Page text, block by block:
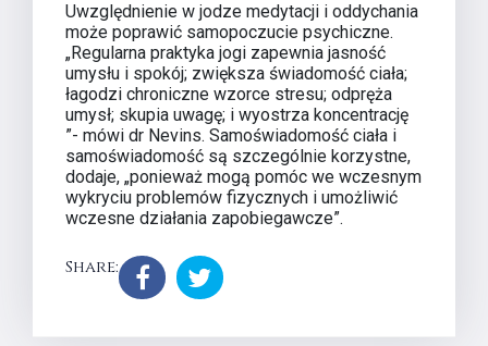
Uwzględnienie w jodze medytacji i oddychania
może poprawić samopoczucie psychiczne.
„Regularna praktyka jogi zapewnia jasność
umysłu i spokój; zwiększa świadomość ciała;
łagodzi chroniczne wzorce stresu; odpręża
umysł; skupia uwagę; i wyostrza koncentrację
”- mówi dr Nevins. Samoświadomość ciała i
samoświadomość są szczególnie korzystne,
dodaje, „ponieważ mogą pomóc we wczesnym
wykryciu problemów fizycznych i umożliwić
wczesne działania zapobiegawcze”.
Share: